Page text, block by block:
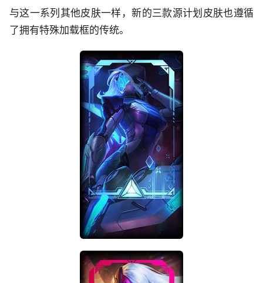
与这一系列其他皮肤一样，新的三款源计划皮肤也遵循
了拥有特殊加载框的传统。